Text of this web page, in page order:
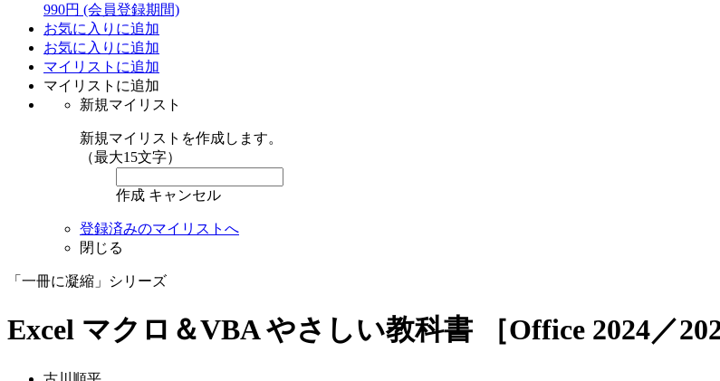
990円 (会員登録期間)
お気に入りに追加
お気に入りに追加
マイリストに追加
マイリストに追加
新規マイリスト
新規マイリストを作成します。
（最大15文字）
作成 キャンセル
登録済みのマイリストへ
閉じる
「一冊に凝縮」シリーズ
Excel マクロ＆VBA やさしい教科書 ［Office 2024／